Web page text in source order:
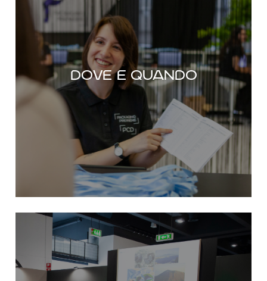
Dove e quando
Scopri le date della prossima edizione
DOVE E QUANDO